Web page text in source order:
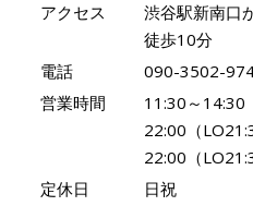
アクセス
渋谷駅新南口
徒歩10分
電話
090-3502-
営業時間
11:30～14:30
22:00（
22:00（
定休日
日祝